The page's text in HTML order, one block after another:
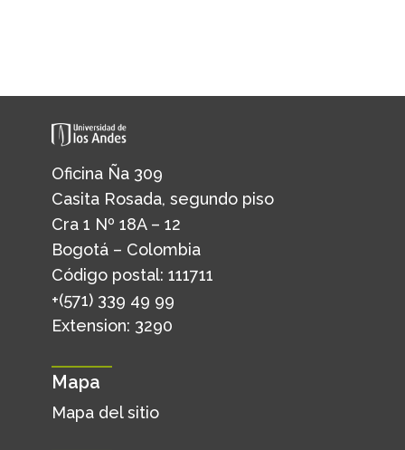
Oficina Ña 309
Casita Rosada, segundo piso
Cra 1 Nº 18A – 12
Bogotá – Colombia
Código postal: 111711
+(571) 339 49 99
Extension: 3290
Mapa
Mapa del sitio